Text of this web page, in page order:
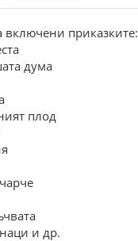
включени приказките:
дума
плод
и др.